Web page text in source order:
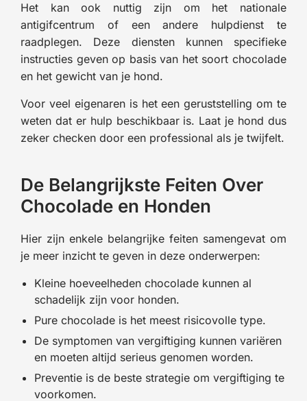
Het kan ook nuttig zijn om het nationale
antigifcentrum of een andere hulpdienst te
raadplegen. Deze diensten kunnen specifieke
instructies geven op basis van het soort chocolade
en het gewicht van je hond.
Voor veel eigenaren is het een geruststelling om te
weten dat er hulp beschikbaar is. Laat je hond dus
zeker checken door een professional als je twijfelt.
De Belangrijkste Feiten Over
Chocolade en Honden
Hier zijn enkele belangrijke feiten samengevat om
je meer inzicht te geven in deze onderwerpen:
Kleine hoeveelheden chocolade kunnen al
schadelijk zijn voor honden.
Pure chocolade is het meest risicovolle type.
De symptomen van vergiftiging kunnen variëren
en moeten altijd serieus genomen worden.
Preventie is de beste strategie om vergiftiging te
voorkomen.